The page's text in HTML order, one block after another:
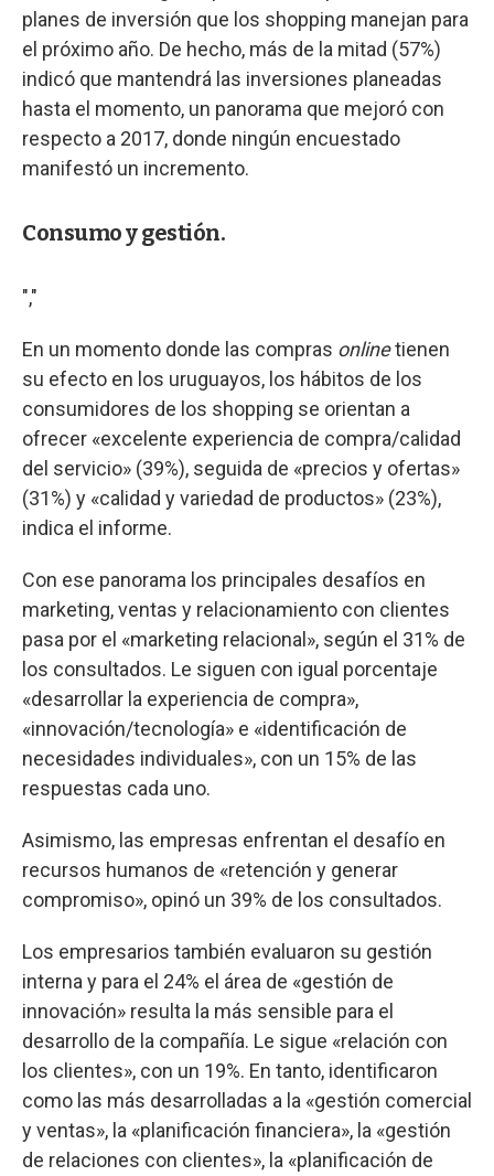
planes de inversión que los shopping manejan para
el próximo año. De hecho, más de la mitad (57%)
indicó que mantendrá las inversiones planeadas
hasta el momento, un panorama que mejoró con
respecto a 2017, donde ningún encuestado
manifestó un incremento.
Consumo y gestión.
","
En un momento donde las compras onlinetienen
su efecto en los uruguayos, los hábitos de los
consumidores de los shopping se orientan a
ofrecer «excelente experiencia de compra/calidad
del servicio» (39%), seguida de «precios y ofertas»
(31%) y «calidad y variedad de productos» (23%),
indica el informe.
Con ese panorama los principales desafíos en
marketing, ventas y relacionamiento con clientes
pasa por el «marketing relacional», según el 31% de
los consultados. Le siguen con igual porcentaje
«desarrollar la experiencia de compra»,
«innovación/tecnología» e «identificación de
necesidades individuales», con un 15% de las
respuestas cada uno.
Asimismo, las empresas enfrentan el desafío en
recursos humanos de «retención y generar
compromiso», opinó un 39% de los consultados.
Los empresarios también evaluaron su gestión
interna y para el 24% el área de «gestión de
innovación» resulta la más sensible para el
desarrollo de la compañía. Le sigue «relación con
los clientes», con un 19%. En tanto, identificaron
como las más desarrolladas a la «gestión comercial
y ventas», la «planificación financiera», la «gestión
de relaciones con clientes», la «planificación de